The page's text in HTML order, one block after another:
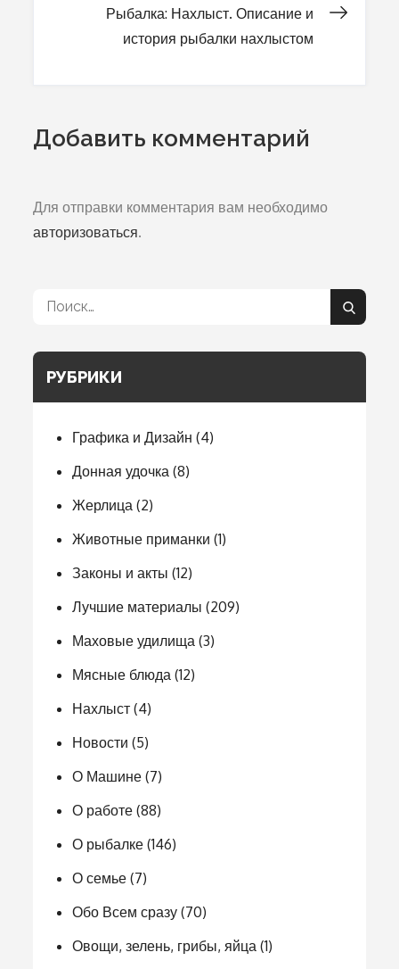
Рыбалка: Нахлыст. Описание и
история рыбалки нахлыстом
Добавить комментарий
Для отправки комментария вам необходимо
авторизоваться.
Поиск:
Поиск
РУБРИКИ
Графика и Дизайн (4)
Донная удочка (8)
Жерлица (2)
Животные приманки (1)
Законы и акты (12)
Лучшие материалы (209)
Маховые удилища (3)
Мясные блюда (12)
Нахлыст (4)
Новости (5)
О Машине (7)
О работе (88)
О рыбалке (146)
О семье (7)
Обо Всем сразу (70)
Овощи, зелень, грибы, яйца (1)